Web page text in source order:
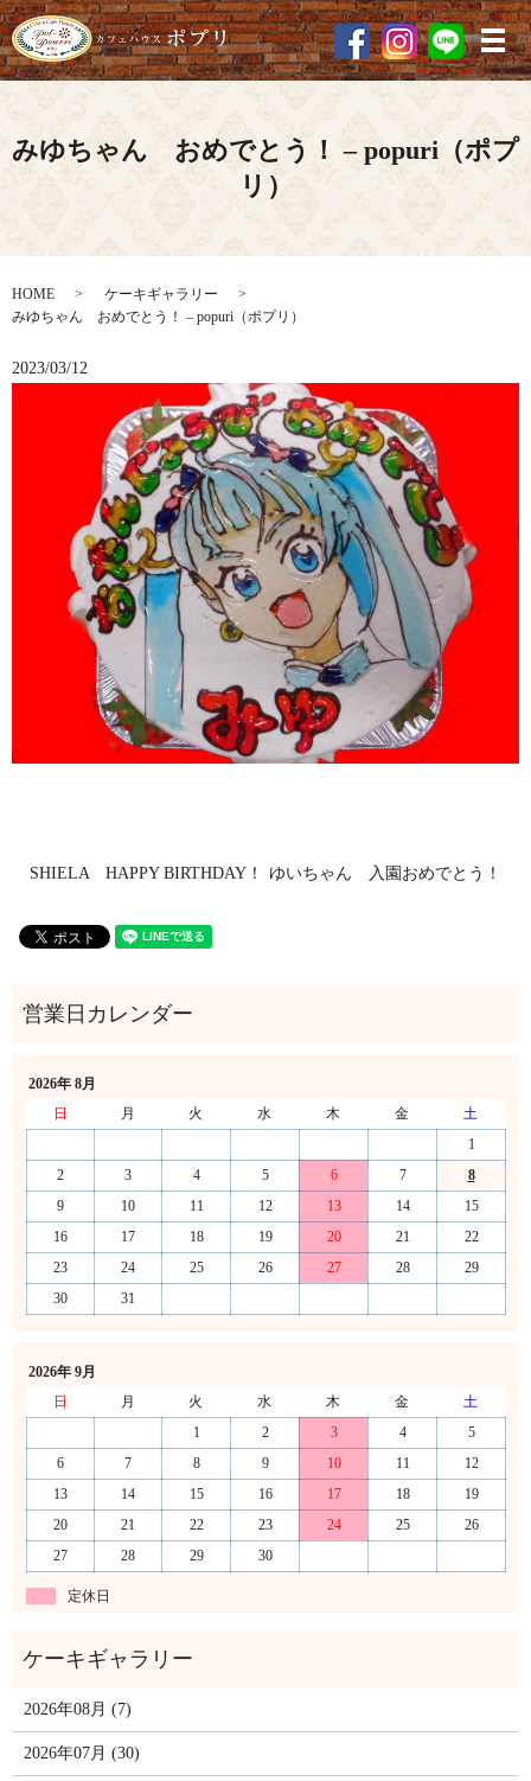
メ
みゆちゃん おめでとう！ – popuri（ポプ
リ）
HOME
ケーキギャラリー
みゆちゃん おめでとう！ – popuri（ポプリ）
2023/03/12
SHIELA HAPPY BIRTHDAY！ ゆいちゃん 入園おめでとう！
2026年 8月
日
月 火 水 木 金
土
1
2
3 4 5 6 7
8
9
10 11 12 13 14
15
16
17 18 19 20 21
22
23
24 25 26 27 28
29
30
31
2026年 9月
日
月 火 水 木 金
土
1
2 3 4
5
6
7 8 9 10 11
12
13
14 15 16 17 18
19
20
21 22 23 24 25
26
27
28 29 30
定休日
2026年08月 (7)
2026年07月 (30)